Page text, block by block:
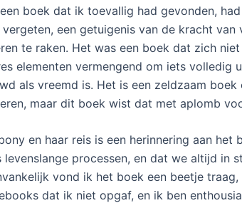
boek dat ik toevallig had gevonden,
een getuigenis van de kracht
te raken. Het was een boek dat zich
elementen vermengend om iets volledig
als vreemd is. Het is een zeldzaam
maar dit boek wist dat met aplomb
en haar reis is een herinnering aan het
processen, en dat we altijd in
vond ik het boek een beetje
dat ik niet opgaf, en ik ben